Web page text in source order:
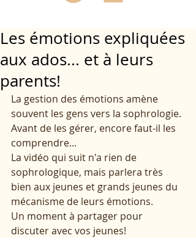
Les émotions expliquées
aux ados... et à leurs
parents!
La gestion des émotions amène
souvent les gens vers la sophrologie.
Avant de les gérer, encore faut-il les
comprendre...
La vidéo qui suit n'a rien de
sophrologique, mais parlera très
bien aux jeunes et grands jeunes du
mécanisme de leurs émotions.
Un moment à partager pour
discuter avec vos jeunes!